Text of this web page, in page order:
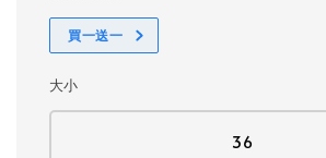
買一送一
大小
36